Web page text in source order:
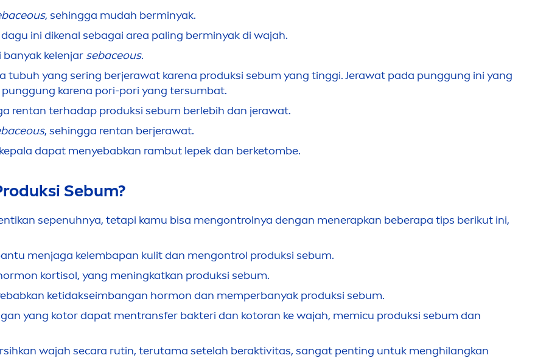
, sehingga mudah berminyak.
ini dikenal sebagai area paling berminyak di wajah.
kelenjar sebaceous.
tubuh yang sering berjerawat karena produksi sebum yang tinggi. Jerawat pada punggung ini yang
karena pori-pori yang tersumbat.
rentan terhadap produksi sebum berlebih dan jerawat.
, sehingga rentan berjerawat.
dapat menyebabkan rambut lepek dan berketombe.
Sebum?
sepenuhnya, tetapi kamu bisa mengontrolnya dengan menerapkan beberapa tips berikut ini,
menjaga kelembapan kulit dan mengontrol produksi sebum.
kortisol, yang meningkatkan produksi sebum.
ketidakseimbangan hormon dan memperbanyak produksi sebum.
yang kotor dapat mentransfer bakteri dan kotoran ke wajah, memicu produksi sebum dan
wajah secara rutin, terutama setelah beraktivitas, sangat penting untuk menghilangkan